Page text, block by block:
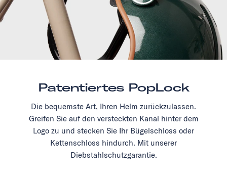
Patentiertes PopLock
Die bequemste Art, Ihren Helm zurückzulassen.
Greifen Sie auf den versteckten Kanal hinter dem
Logo zu und stecken Sie Ihr Bügelschloss oder
Kettenschloss hindurch. Mit unserer
Diebstahlschutzgarantie.